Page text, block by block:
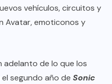
vehículos, circuitos y
Avatar, emoticonos y
adelanto de lo que los
segundo año de Sonic